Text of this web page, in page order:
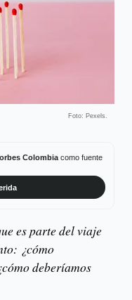
Foto: Pexels.
Colombiacomo fuente
es parte del viaje
¿cómo
deberíamos